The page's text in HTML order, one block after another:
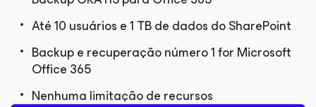
Até 10 usuários e 1 TB de dados do SharePoint
Backup e recuperação número 1 for Microsoft
Office 365
Nenhuma limitação de recursos